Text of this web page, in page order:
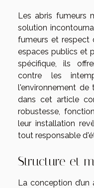
Les abris fumeurs
solution
fumeurs et respect
espaces publics et
spécifique, ils
contre les
l'environnement de
dans cet article
robustesse,
leur installation
tout responsable
Structure et
La conception